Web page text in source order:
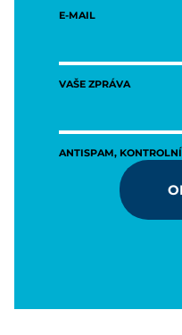
E-MAIL
VAŠE ZPRÁVA
ANTISPAM,